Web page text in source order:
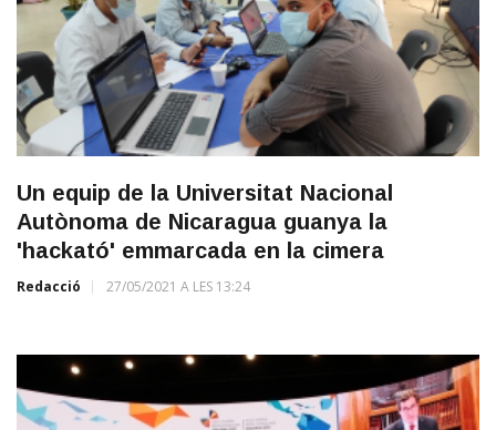
Un equip de la Universitat Nacional
Autònoma de Nicaragua guanya la
'hackató' emmarcada en la cimera
Redacció 27/05/2021 A LES 13:24